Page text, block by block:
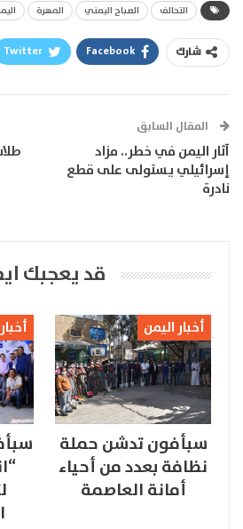
التحالف الصباح اليمني المهرة
شارك Facebook
Twitter
المقال السابق
آثار اليمن في خطر.. مزاد
إسرائيلي يستولى على قطع
نادرة
قد يعجبك
أخبار اليمن
سبأفون تدشن حملة
نظافة بعدد من أحياء
أمانة العاصمة